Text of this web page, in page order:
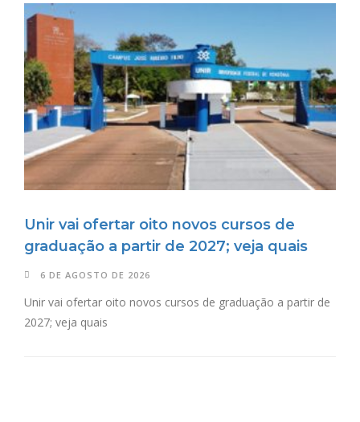
Unir vai ofertar oito novos cursos de
graduação a partir de 2027; veja quais
6 DE AGOSTO DE 2026
Unir vai ofertar oito novos cursos de graduação a partir de
2027; veja quais